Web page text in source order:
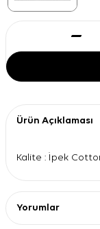
Ürün Açıklaması
Kalite : İpek
Yorumlar